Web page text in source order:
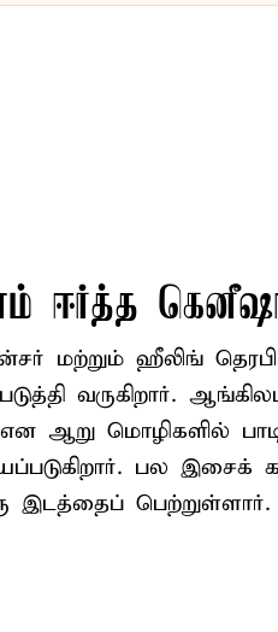
ஈர்த்த
மற்றும் ஹீலிங்
வருகிறார்.
ஆறு மொழிகளில்
பல இசைக்
இடத்தைப் பெற்றுள்ளார்.